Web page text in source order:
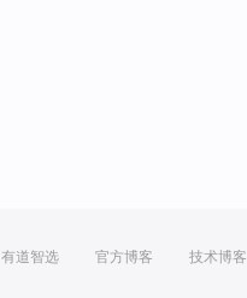
有道智选 官方博客 技术博客